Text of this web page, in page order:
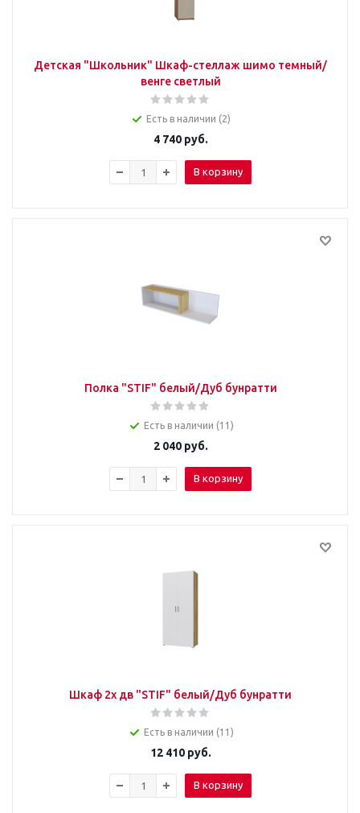
Детская "Школьник" Шкаф-стеллаж шимо темный/
венге светлый
Есть в наличии (2)
4 740руб.
В корзину
Полка "STIF" белый/Дуб бунратти
Есть в наличии (11)
2 040руб.
В корзину
Шкаф 2х дв "STIF" белый/Дуб бунратти
Есть в наличии (11)
12 410руб.
В корзину